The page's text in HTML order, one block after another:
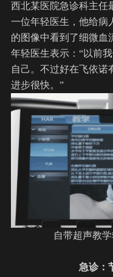
西北某医院急诊科主任
一位年轻医生，他给病
的图像中看到了细微血
年轻医生表示：“以前
自己。不过好在飞依诺
进步很快。”
自带超声教
急诊：